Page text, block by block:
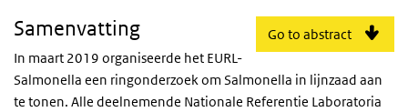
Go to abstract
Samenvatting
In maart 2019 organiseerde het EURL-
Salmonella een ringonderzoek om Salmonella in lijnzaad aan
te tonen. Alle deelnemende Nationale Referentie Laboratoria